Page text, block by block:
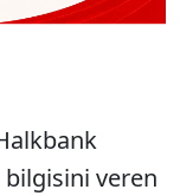
bilgisini veren